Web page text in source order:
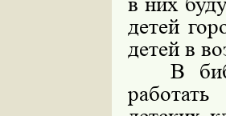
детей
детей в
В